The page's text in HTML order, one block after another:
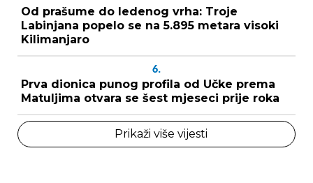
Od prašume do ledenog vrha: Troje
Labinjana popelo se na 5.895 metara visoki
Kilimanjaro
6.
Prva dionica punog profila od Učke prema
Matuljima otvara se šest mjeseci prije roka
Prikaži više vijesti